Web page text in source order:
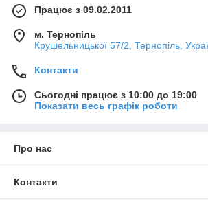
Працює з 09.02.2011
м. Тернопіль
Крушельницької 57/2, Тернопіль,
Контакти
Сьогодні працює з 10:00 до 19:00
Показати весь графік роботи
Про нас
Контакти